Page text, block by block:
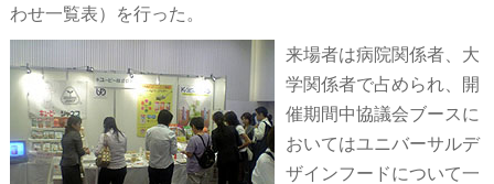
わせ一覧表）を行った。
来場者は病院関係者、大
学関係者で占められ、開
催期間中協議会ブースに
おいてはユニバーサルデ
ザインフードについて一